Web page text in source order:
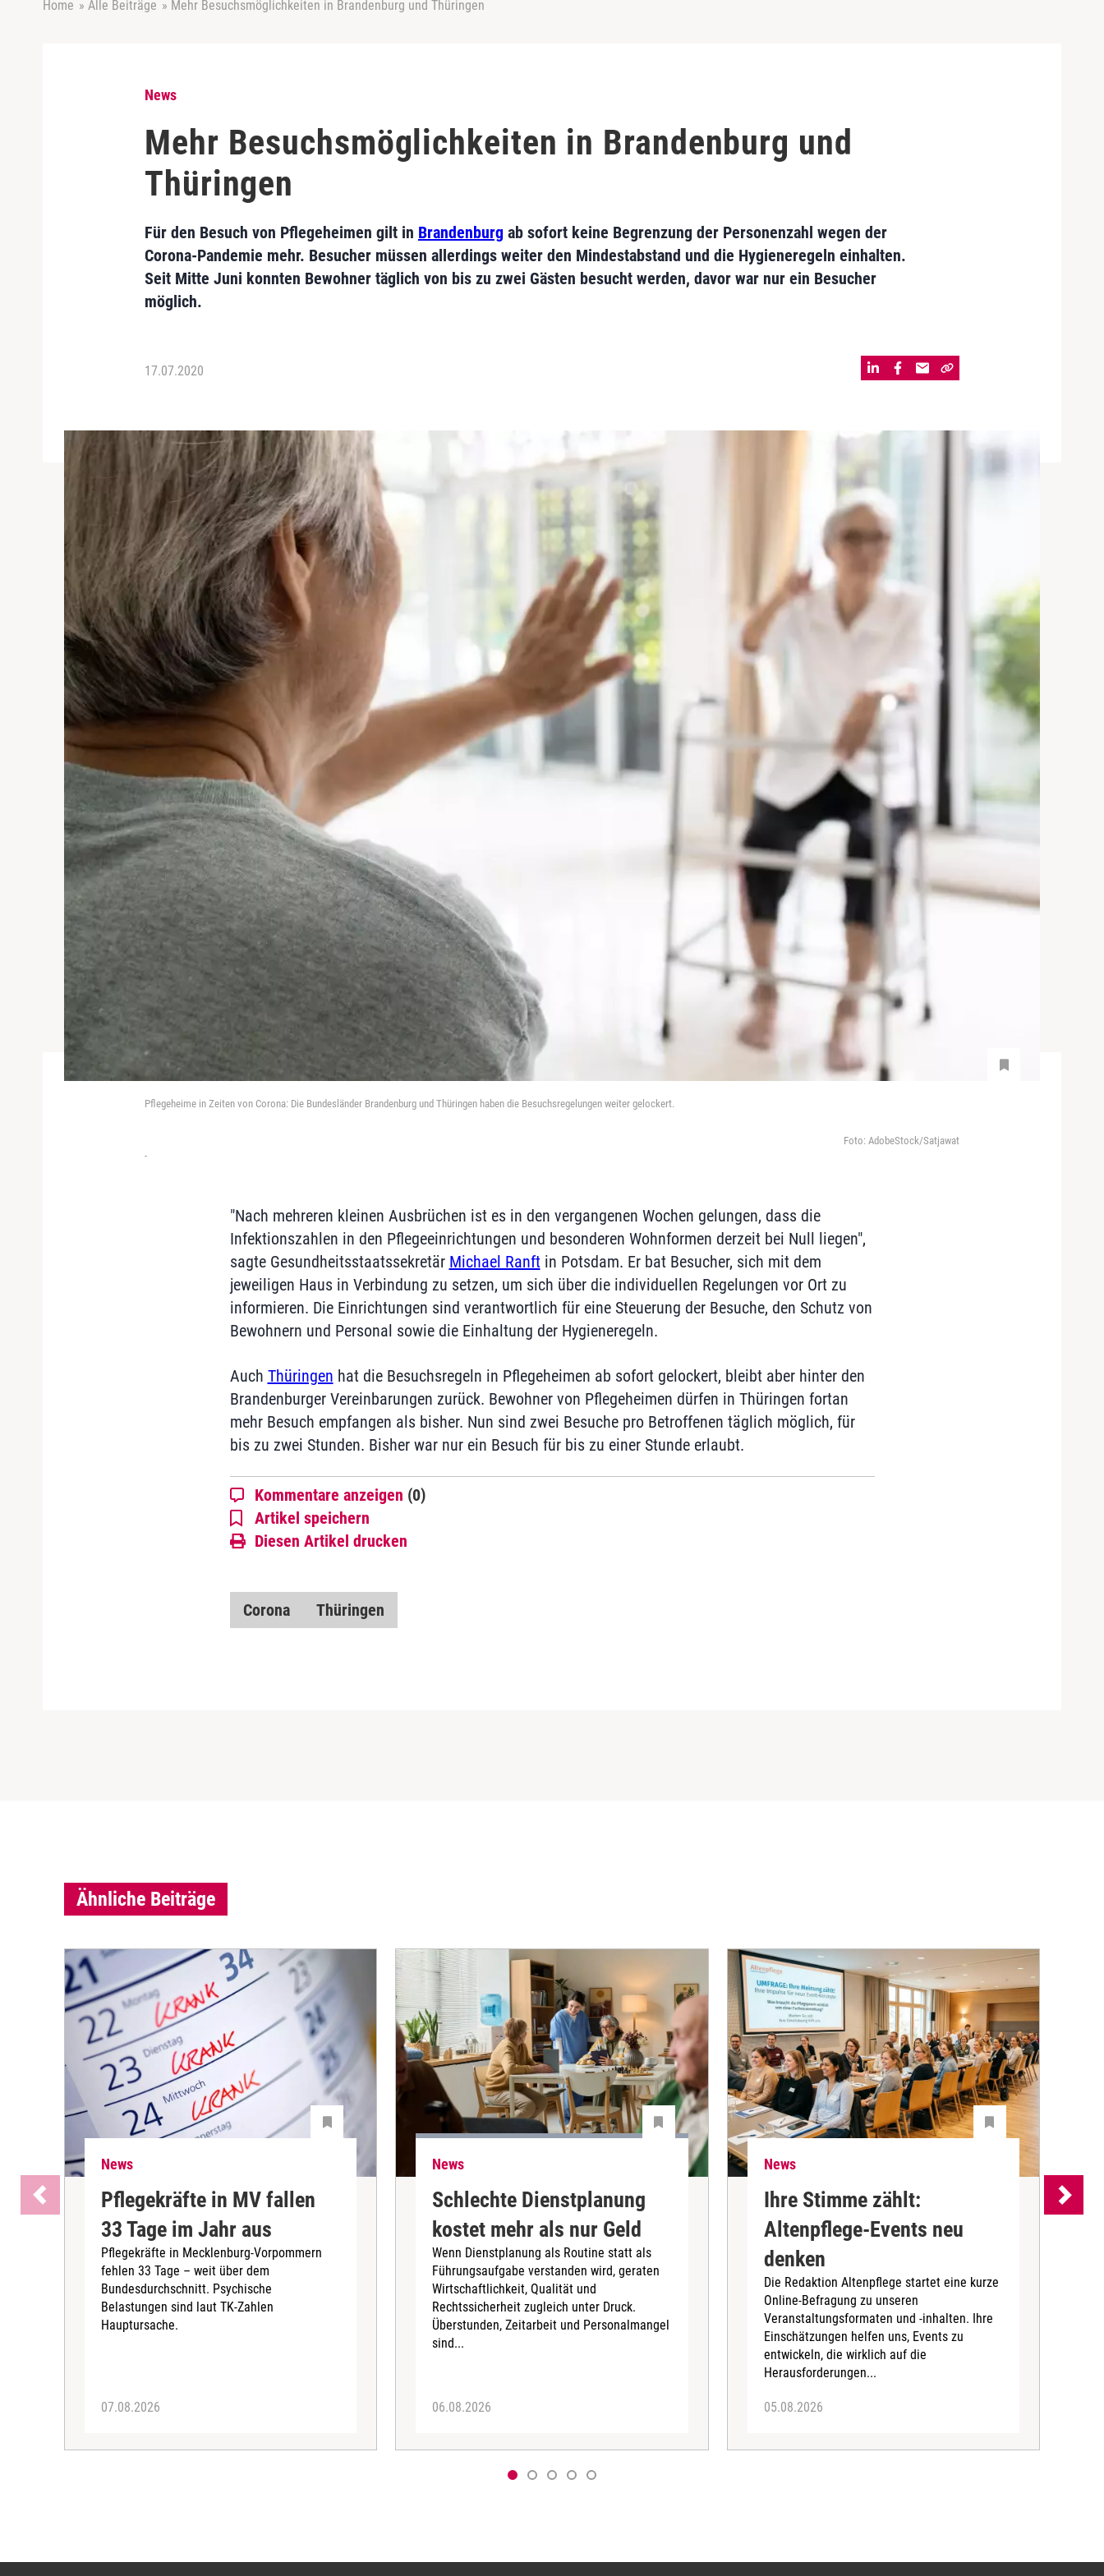
Home » Alle Beiträge » Mehr Besuchsmöglichkeiten in Brandenburg und Thüringen
News
Mehr Besuchsmöglichkeiten in Brandenburg und
Thüringen
Für den Besuch von Pflegeheimen gilt in Brandenburg ab sofort keine Begrenzung der Personenzahl wegen der
Corona-Pandemie mehr. Besucher müssen allerdings weiter den Mindestabstand und die Hygieneregeln einhalten.
Seit Mitte Juni konnten Bewohner täglich von bis zu zwei Gästen besucht werden, davor war nur ein Besucher
möglich.
17.07.2020
Pflegeheime in Zeiten von Corona: Die Bundesländer Brandenburg und Thüringen haben die Besuchsregelungen weiter gelockert.
Foto: AdobeStock/Satjawat
-
"Nach mehreren kleinen Ausbrüchen ist es in den vergangenen Wochen gelungen, dass die
Infektionszahlen in den Pflegeeinrichtungen und besonderen Wohnformen derzeit bei Null liegen",
sagte Gesundheitsstaatssekretär Michael Ranftin Potsdam. Er bat Besucher, sich mit dem
jeweiligen Haus in Verbindung zu setzen, um sich über die individuellen Regelungen vor Ort zu
informieren. Die Einrichtungen sind verantwortlich für eine Steuerung der Besuche, den Schutz von
Bewohnern und Personal sowie die Einhaltung der Hygieneregeln.
Auch Thüringen hat die Besuchsregeln in Pflegeheimen ab sofort gelockert, bleibt aber hinter den
Brandenburger Vereinbarungen zurück. Bewohner von Pflegeheimen dürfen in Thüringen fortan
mehr Besuch empfangen als bisher. Nun sind zwei Besuche pro Betroffenen täglich möglich, für
bis zu zwei Stunden. Bisher war nur ein Besuch für bis zu einer Stunde erlaubt.
Kommentare anzeigen (0)
Artikel speichern
Diesen Artikel drucken
Corona Thüringen
Ähnliche Beiträge
News
Pflegekräfte in MV fallen
33 Tage im Jahr aus
Pflegekräfte in Mecklenburg-Vorpommern
fehlen 33 Tage – weit über dem
Bundesdurchschnitt. Psychische
Belastungen sind laut TK-Zahlen
Hauptursache.
07.08.2026
News
Schlechte Dienstplanung
kostet mehr als nur Geld
Wenn Dienstplanung als Routine statt als
Führungsaufgabe verstanden wird, geraten
Wirtschaftlichkeit, Qualität und
Rechtssicherheit zugleich unter Druck.
Überstunden, Zeitarbeit und Personalmangel
sind...
06.08.2026
News
Ihre Stimme zählt:
Altenpflege-Events neu
denken
Die Redaktion Altenpflege startet eine kurze
Online-Befragung zu unseren
Veranstaltungsformaten und -inhalten. Ihre
Einschätzungen helfen uns, Events zu
entwickeln, die wirklich auf die
Herausforderungen...
05.08.2026